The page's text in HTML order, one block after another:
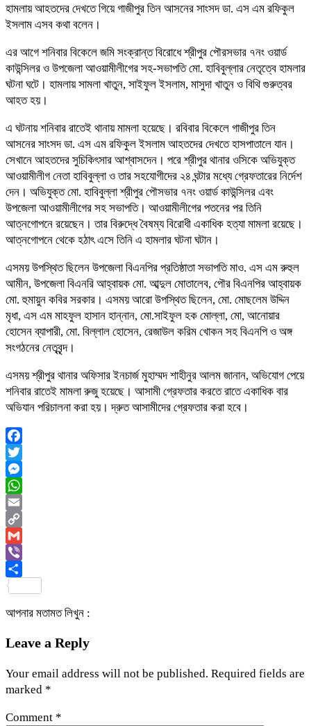
হামলায় আহতদের দেখতে গিয়ে গাজীপুর তিন আসনের সাংসদ ডা. এস এম রফিকুল
ইসলাম এসব কথা বলেন।
এর আগে শনিবার বিকেলে জমি সংক্রান্ত বিরোধে শ্রীপুর পৌরসভার ৭নং ওয়ার্ড
কাউন্সিলর ও উপজেলা আওয়ামীলীগের সহ-সভাপতি মো. হাবিবুল্লার নেতৃত্বে হামলার
ঘটনা ঘটে। হামলায় সামলা খাতুন, সাইফুল ইসলাম, মাসুদা খাতুন ও বিথি গুরুত্বর
আহত হয়।
এ ঘটনায় শনিবার রাতেই থানায় মামলা হয়েছে। রবিবার বিকেলে গাজীপুর তিন
আসনের সাংসদ ডা. এস এম রফিকুল ইসলাম আহতদের দেখতে হাসপাতালে যান।
সেখানে আহতদের সুচিকিৎসার আশ্বাসদেন। পরে শ্রীপুর থানার ওসিকে অভিযুক্ত
আওয়ামীলীগ নেতা হাবিবুল্লা ও তার সহযোগীদের ২৪ ঘন্টার মধ্যে গ্রেফতারের নির্দেশ
দেন। অভিযুক্ত মো. হাবিবুল্লা শ্রীপুর পৌসভার ৭নং ওয়ার্ড কাউন্সিলর এবং
উপজেলা আওয়ামীলীগের সহ সভাপতি। আওয়ামীলীগের পতনের পর তিনি
আত্নগোপনে রয়েছেন। তার বিরুদ্ধে বৈষম্য বিরোধী একাধিক হত্যা মামলা রয়েছে।
আত্নগোপনে থেকে হঠাৎ এসে তিনি এ হামলার ঘটনা ঘটান।
এসময় উপস্থিত ছিলেন উপজেলা বিএনপির প্রতিষ্ঠাতা সভাপতি মাও. এস এম রুহুল
আমীন, উপজেলা বিএনরি আহ্বায়ক মো. আব্দুল মোতালেব, পৌর বিএনপির আহ্বায়ক
মো. হুমায়ুন কবির সরকার। এসময় আরো উপস্থিত ছিলেন, মো. মোছলেম উদ্দিন
মৃধা, এস এম মাহফুল হাসান হান্নান, মো.সাইফুল হক মোল্লা, মো, আনোয়ার
হোসেন ব্যাপারী, মো. বিল্লাল হোসেন, রেজাউল করিম খোকন সহ বিএনপি ও অঙ্গ
সংগঠনের নেতৃবৃন্দ।
এসময় শ্রীপুর থানার অফিসার ইনচার্জ মুহাম্মদ শাহীনুর আলম জানান, অভিযোগ পেয়ে
শনিবার রাতেই মামলা রুজু হয়েছে। আসামী গ্রেফতার করতে রাতে একাধিক বার
অভিযান পরিচালনা করা হয়। দ্রুত আসামীদের গ্রেফতার করা হবে।
Facebook
Twitter
Messenger
WhatsApp
Email
Copy
Link
Gmail
Viber
আপনার মতামত লিখুন :
Leave a Reply
Your email address will not be published. Required fields are
marked *
Comment *